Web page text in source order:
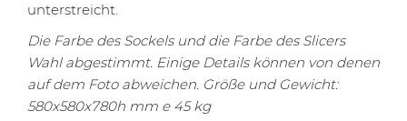
unterstreicht.
Die Farbe des Sockels und die Farbe des Slicers
Wahl abgestimmt. Einige Details können von denen
auf dem Foto abweichen. Größe und Gewicht:
580x580x780h mm e 45 kg